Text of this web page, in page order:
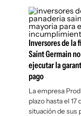
Café y
Economía
Agro
Brand
Mundo
Cultura y
Inversores de la
Saint Germain
ejecutar la
pago
La empresa
plazo hasta el 17
situación de sus